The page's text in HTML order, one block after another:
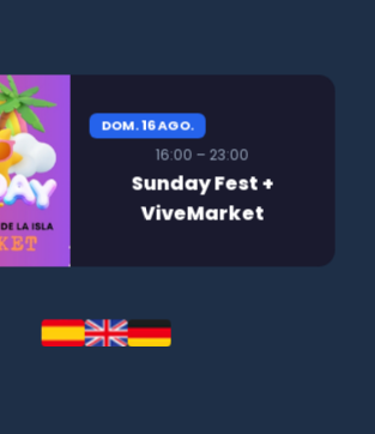
DOM. 16 AGO.
16:00 – 23:00
Sunday Fest +
ViveMarket